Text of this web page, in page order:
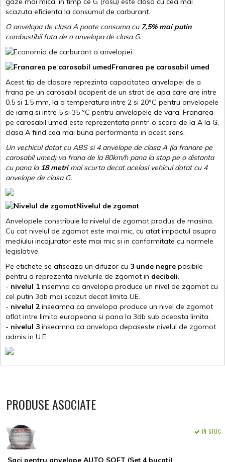
scazuta eficienta la consumul de carburant.
O anvelopa de clasa A poate consuma cu 7,5% mai putin
combustibil fata de o anvelopa de clasa G.
Franarea pe carosabil umed
Acest tip de clasare reprezinta capacitatea anvelopei de a
frana pe un carosabil acoperit de un strat de apa care are intre
0.5 si 1.5 mm, la o temperatura intre 2 si 20ºC pentru anvelopele
de iarna si intre 5 si 35 ºC pentru anvelopele de vara. Franarea
pe carosabil umed este reprezentata printr-o scara de la A la G,
clasa A fiind cea mai buna performanta in acest sens.
Un vechicul dotat cu ABS si 4 anvelope de clasa A (la franare pe
carosabil umed) va frana de la 80km/h pana la stop pe o distanta
cu pana la 18 metrimai scurta decat acelasi vehicul dotat cu 4
anvelope de clasa G.
Nivelul de zgomot
Anvelopele constribuie la nivelul de zgomot produs de masina.
Cu cat nivelul de zgomot este mai mic, cu atat impactul asupra
mediului incojurator este mai mic si in conformitate cu normele
legislative.
Pe etichete se afiseaza un difuzor cu 3 unde negre posibile
pentru a reprezenta nivelurile de zgomot in decibeli.
- nivelul 1 insemna ca anvelopa produce un nivel de zgomot cu
cel putin 3db mai scazut decat limita UE.
- nivelul 2 inseamna ca anvelopa produce un nivel de zgomot
aflat intre limita europeana si pana la 3db sub aceasta limita.
- nivelul 3 inseamna ca anvelopa depaseste nivelul de zgomot
admis in U.E.
PRODUSE ASOCIATE
Saci pentru anvelope AUTO SOFT (Set 4 bucati)
IN STOC